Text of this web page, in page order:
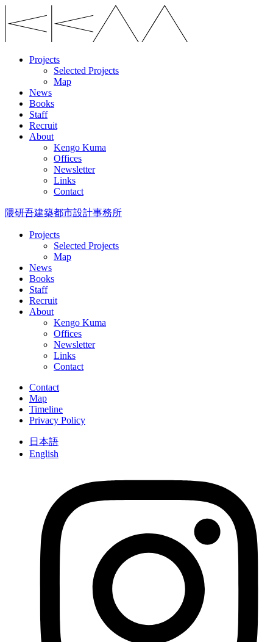
Projects
Selected Projects
Map
News
Books
Staff
Recruit
About
Kengo Kuma
Offices
Newsletter
Links
Contact
隈研吾建築都市設計事務所
Projects
Selected Projects
Map
News
Books
Staff
Recruit
About
Kengo Kuma
Offices
Newsletter
Links
Contact
Contact
Map
Timeline
Privacy Policy
日本語
English